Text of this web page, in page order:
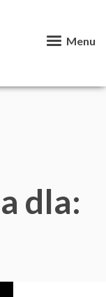
Menu
dla: